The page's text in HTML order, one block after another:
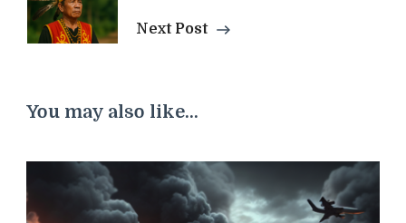
Next Post
You may also like...